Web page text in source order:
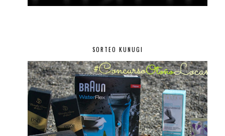
SORTEO KUNUGI